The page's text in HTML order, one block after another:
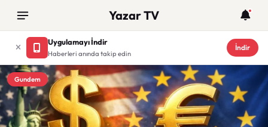
Yazar TV
Uygulamayı İndir
Haberleri anında takip edin
İndir
Gundem